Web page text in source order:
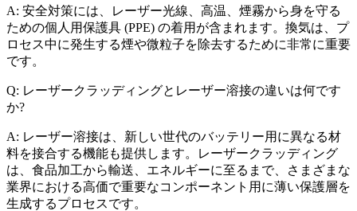
A: 安全対策には、レーザー光線、高温、煙霧から身を守る
ための個人用保護具 (PPE) の着用が含まれます。換気は、プ
ロセス中に発生する煙や微粒子を除去するために非常に重要
です。
Q: レーザークラッディングとレーザー溶接の違いは何です
か?
A: レーザー溶接は、新しい世代のバッテリー用に異なる材
料を接合する機能も提供します。レーザークラッディング
は、食品加工から輸送、エネルギーに至るまで、さまざまな
業界における高価で重要なコンポーネント用に薄い保護層を
生成するプロセスです。